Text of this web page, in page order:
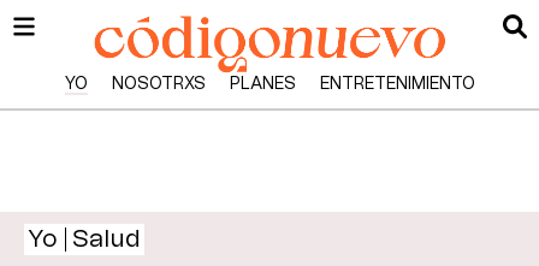
YO NOSOTRXS PLANES ENTRETENIMIENTO
Yo Salud